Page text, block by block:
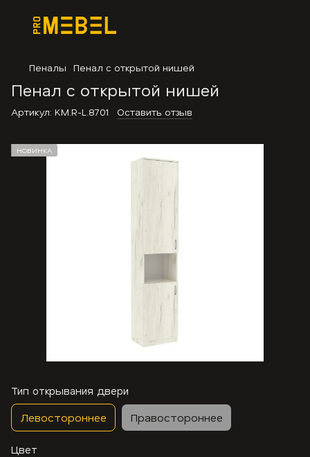
Пеналы Пенал с открытой нишей
Пенал с открытой нишей
Артикул: KM.R-L.8701 Оставить отзыв
НОВИНКА
Тип открывания двери
Левостороннее Правостороннее
Цвет